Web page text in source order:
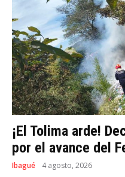
¡El Tolima arde!
por el avance del
Ibagué 4 agosto, 2026